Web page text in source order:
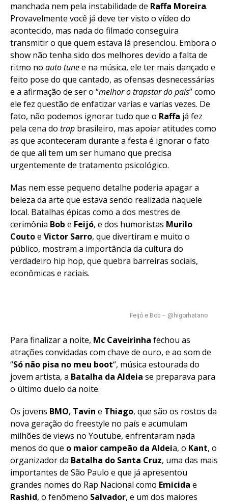
manchada nem pela instabilidade de Raffa Moreira.
Provavelmente você já deve ter visto o vídeo do
acontecido, mas nada do filmado conseguira
transmitir o que quem estava lá presenciou. Embora o
show não tenha sido dos melhores devido a falta de
ritmo no auto tunee na música, ele ter mais dançado e
feito pose do que cantado, as ofensas desnecessárias
e a afirmação de ser o “melhor o trapstar do país” como
ele fez questão de enfatizar varias e varias vezes. De
fato, não podemos ignorar tudo que o Raffa já fez
pela cena do trap brasileiro, mas apoiar atitudes como
as que aconteceram durante a festa é ignorar o fato
de que ali tem um ser humano que precisa
urgentemente de tratamento psicológico.
Mas nem esse pequeno detalhe poderia apagar a
beleza da arte que estava sendo realizada naquele
local. Batalhas épicas como a dos mestres de
cerimônia Bob e Feijó, e dos humoristas Murilo
Coutoe Victor Sarro, que divertiram e muito o
público, mostram a importância da cultura do
verdadeiro hip hop, que quebra barreiras sociais,
econômicas e raciais.
Feijó e Bob – @higorhatano
Para finalizar a noite, Mc Caveirinha fechou as
atrações convidadas com chave de ouro, e ao som de
“Só não pisa no meu boot“, música estourada do
jovem artista, a Batalha da Aldeia se preparava para
o último duelo da noite.
Os jovens BMO, Tavin e Thiago, que são os rostos da
nova geração do freestyle no país e acumulam
milhões de views no Youtube, enfrentaram nada
menos do que o maior campeão da Aldeia, o Kant, o
organizador da Batalha do Santa Cruz, uma das mais
importantes de São Paulo e que já apresentou
grandes nomes do Rap Nacional como Emicida e
Rashid, o fenômeno Salvador, e um dos maiores